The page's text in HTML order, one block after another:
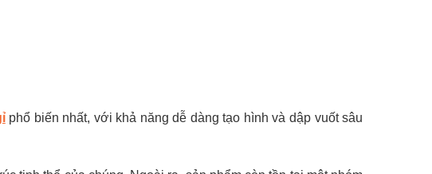
phổ biến nhất, với khả năng dễ dàng tạo hình và dập vuốt sâu